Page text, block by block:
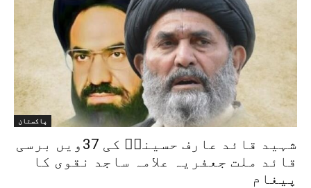
پاکستان
شہید قائد عارف حسینیؒ کی 37ویں برسی
قائد ملت جعفریہ علامہ ساجد نقوی کا
پیغام